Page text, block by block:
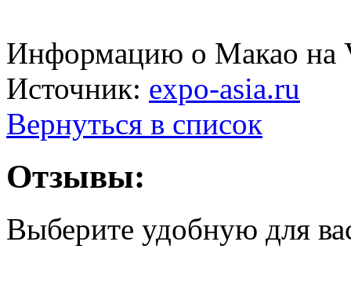
Информацию о Макао на
Источник: expo-asia.ru
Вернуться в список
Отзывы:
Выберите удобную для